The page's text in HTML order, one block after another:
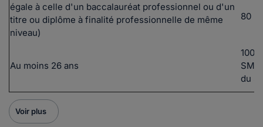
égale à celle d'un baccalauréat professionnel ou d'un
titre ou diplôme à finalité professionnelle de même
niveau)
80
Au moins 26 ans
100
du
Voir plus